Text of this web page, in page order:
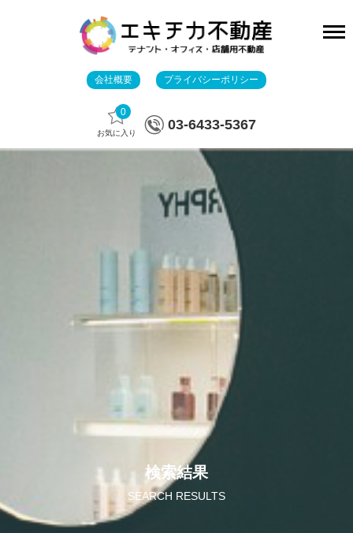
会社概要 プライバシーポリシー
0
お気に入り
03-6433-5367
検索結果
SEARCH RESULTS